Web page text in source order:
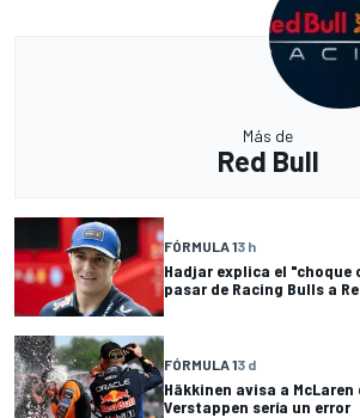
Más de
Red Bull
FÓRMULA 13 h
Hadjar explica el
pasar de Racing Bulls a
FÓRMULA 13 d
Häkkinen avisa a
Verstappen sería un error